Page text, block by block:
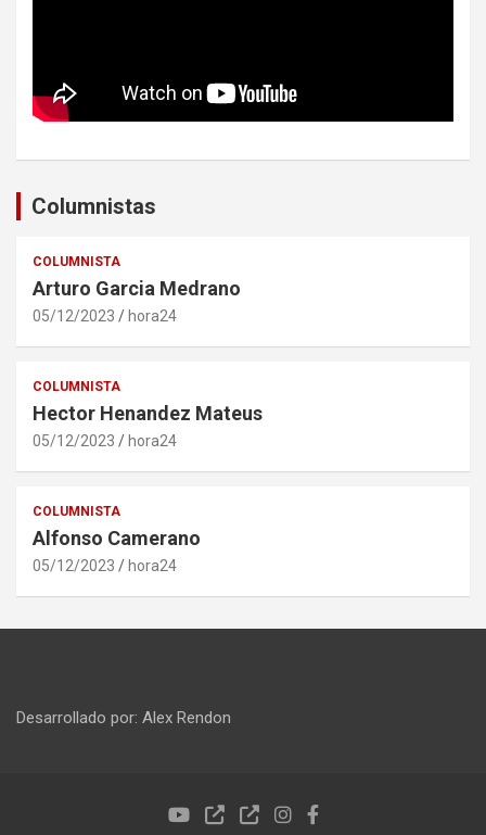
Columnistas
COLUMNISTA
Arturo Garcia Medrano
05/12/2023 hora24
COLUMNISTA
Hector Henandez Mateus
05/12/2023 hora24
COLUMNISTA
Alfonso Camerano
05/12/2023 hora24
Desarrollado por: Alex Rendon